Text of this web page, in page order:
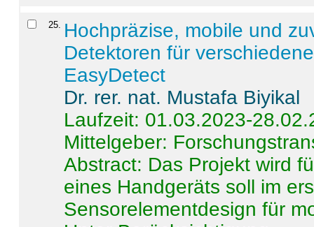
25. Hochpräzise, mobile und
Detektoren für
EasyDetect
Dr. rer. nat. Mustafa Biyikal
Laufzeit: 01.03.2023-
Mittelgeber:
Abstract: Das Projekt wird
eines Handgeräts soll im
Sensorelementdesign für